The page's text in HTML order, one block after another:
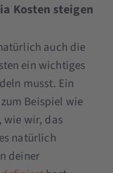
Kosten steigen
auch die
ein wichtiges
musst. Ein
Beispiel wie
wie wir, das
natürlich
deiner